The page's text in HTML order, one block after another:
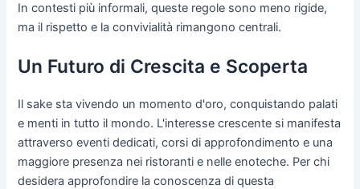
In contesti più informali, queste regole sono meno rigide,
ma il rispetto e la convivialità rimangono centrali.
Un Futuro di Crescita e Scoperta
Il sake sta vivendo un momento d'oro, conquistando palati
e menti in tutto il mondo. L'interesse crescente si manifesta
attraverso eventi dedicati, corsi di approfondimento e una
maggiore presenza nei ristoranti e nelle enoteche. Per chi
desidera approfondire la conoscenza di questa